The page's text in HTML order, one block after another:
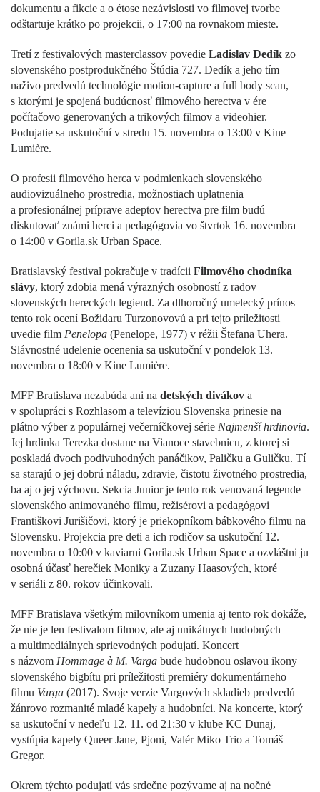
dokumentu a fikcie a o étose nezávislosti vo filmovej tvorbe
odštartuje krátko po projekcii, o 17:00 na rovnakom mieste.
Tretí z festivalových masterclassov povedie Ladislav Dedík zo
slovenského postprodukčného Štúdia 727. Dedík a jeho tím
naživo predvedú technológie motion-capture a full body scan,
s ktorými je spojená budúcnosť filmového herectva v ére
počítačovo generovaných a trikových filmov a videohier.
Podujatie sa uskutoční v stredu 15. novembra o 13:00 v Kine
Lumière.
O profesii filmového herca v podmienkach slovenského
audiovizuálneho prostredia, možnostiach uplatnenia
a profesionálnej príprave adeptov herectva pre film budú
diskutovať známi herci a pedagógovia vo štvrtok 16. novembra
o 14:00 v Gorila.sk Urban Space.
Bratislavský festival pokračuje v tradícii Filmového chodníka
slávy, ktorý zdobia mená výrazných osobností z radov
slovenských hereckých legiend. Za dlhoročný umelecký prínos
tento rok ocení Božidaru Turzonovovú a pri tejto príležitosti
uvedie film Penelopa (Penelope, 1977) v réžii Štefana Uhera.
Slávnostné udelenie ocenenia sa uskutoční v pondelok 13.
novembra o 18:00 v Kine Lumière.
MFF Bratislava nezabúda ani na detských divákov a
v spolupráci s Rozhlasom a televíziou Slovenska prinesie na
plátno výber z populárnej večerníčkovej série Najmenší hrdinovia.
Jej hrdinka Terezka dostane na Vianoce stavebnicu, z ktorej si
poskladá dvoch podivuhodných panáčikov, Paličku a Guličku. Tí
sa starajú o jej dobrú náladu, zdravie, čistotu životného prostredia,
ba aj o jej výchovu. Sekcia Junior je tento rok venovaná legende
slovenského animovaného filmu, režisérovi a pedagógovi
Františkovi Jurišičovi, ktorý je priekopníkom bábkového filmu na
Slovensku. Projekcia pre deti a ich rodičov sa uskutoční 12.
novembra o 10:00 v kaviarni Gorila.sk Urban Space a ozvláštni ju
osobná účasť herečiek Moniky a Zuzany Haasových, ktoré
v seriáli z 80. rokov účinkovali.
MFF Bratislava všetkým milovníkom umenia aj tento rok dokáže,
že nie je len festivalom filmov, ale aj unikátnych hudobných
a multimediálnych sprievodných podujatí. Koncert
s názvom Hommage à M. Varga bude hudobnou oslavou ikony
slovenského bigbítu pri príležitosti premiéry dokumentárneho
filmu Varga (2017). Svoje verzie Vargových skladieb predvedú
žánrovo rozmanité mladé kapely a hudobníci. Na koncerte, ktorý
sa uskutoční v nedeľu 12. 11. od 21:30 v klube KC Dunaj,
vystúpia kapely Queer Jane, Pjoni, Valér Miko Trio a Tomáš
Gregor.
Okrem týchto podujatí vás srdečne pozývame aj na nočné